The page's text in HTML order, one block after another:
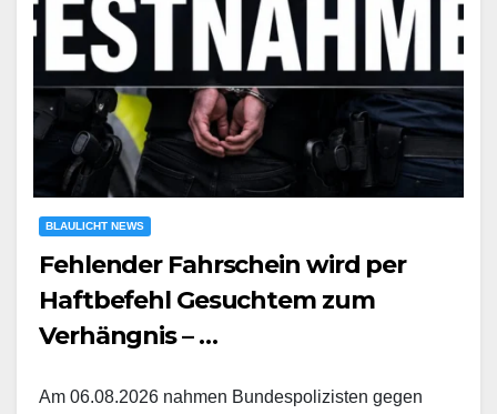
BLAULICHT NEWS
Fehlender Fahrschein wird per
Haftbefehl Gesuchtem zum
Verhängnis – …
Am 06.08.2026 nahmen Bundespolizisten gegen